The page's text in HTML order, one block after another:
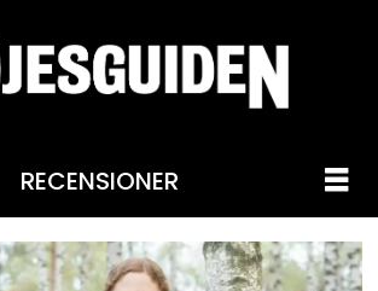
RECENSIONER